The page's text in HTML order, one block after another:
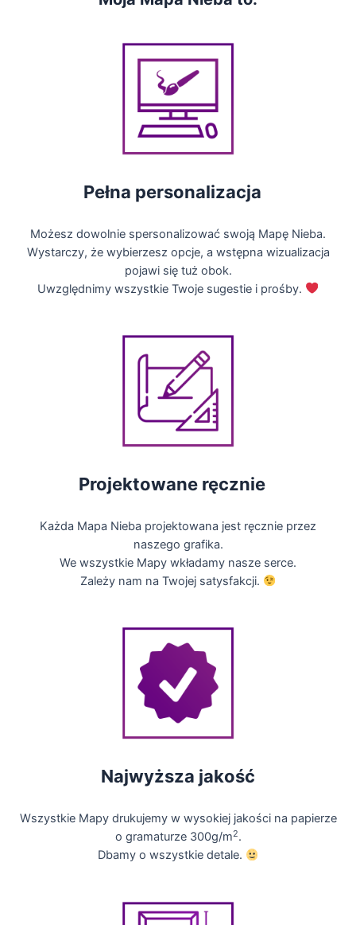
Pełna personalizacja
Możesz dowolnie spersonalizować swoją Mapę Nieba.
Wystarczy, że wybierzesz opcje, a wstępna wizualizacja
pojawi się tuż obok.
Uwzględnimy wszystkie Twoje sugestie i prośby.
Projektowane ręcznie
Każda Mapa Nieba projektowana jest ręcznie przez
naszego grafika.
We wszystkie Mapy wkładamy nasze serce.
Zależy nam na Twojej satysfakcji.
Najwyższa jakość
Wszystkie Mapy drukujemy w wysokiej jakości na papierze
o gramaturze 300g/m2.
Dbamy o wszystkie detale.